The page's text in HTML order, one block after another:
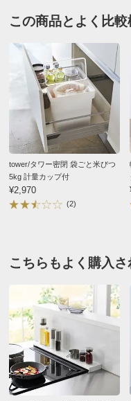
■サイズ：約
■素材：本体…ABS樹
ン…シリコーンゴム
■耐熱：90℃
■耐冷：-40℃
■対応サイズ：本体
180mL
■付属品：計量カップ…
■中国製
2026/04/26
すべ
この商品とよく比
tower/タワー密閉 袋ごと米びつ
5kg 計量カップ付
¥2,970
(2)
こちらもよく購入